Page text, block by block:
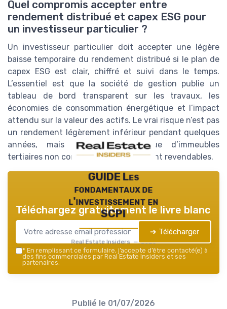
Quel compromis accepter entre
rendement distribué et capex ESG pour
un investisseur particulier ?
Un investisseur particulier doit accepter une légère
baisse temporaire du rendement distribué si le plan de
capex ESG est clair, chiffré et suivi dans le temps.
L’essentiel est que la société de gestion publie un
tableau de bord transparent sur les travaux, les
économies de consommation énergétique et l’impact
attendu sur la valeur des actifs. Le vrai risque n’est pas
un rendement légèrement inférieur pendant quelques
années, mais la détention longue d’immeubles
tertiaires non conformes et difficilement revendables.
GUIDE Les
fondamentaux de
l'investissement en
SCPI
Real Estate Insiders — 2026
Téléchargez gratuitement le livre blanc
➔ Télécharger
* En remplissant ce formulaire, j’accepte d’être contacté(e) à
des fins commerciales par Real Estate Insiders et ses
partenaires.
Publié le 01/07/2026